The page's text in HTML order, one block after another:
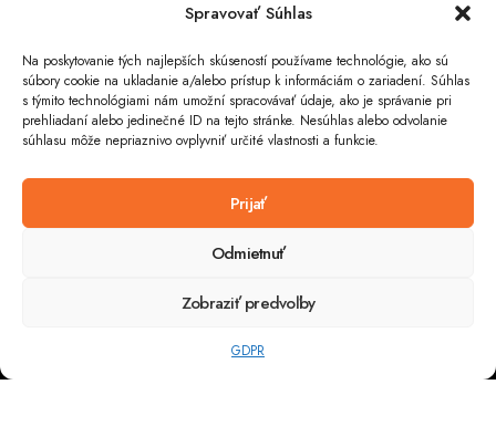
Spravovať Súhlas
Na poskytovanie tých najlepších skúseností používame technológie, ako sú
súbory cookie na ukladanie a/alebo prístup k informáciám o zariadení. Súhlas
s týmito technológiami nám umožní spracovávať údaje, ako je správanie pri
prehliadaní alebo jedinečné ID na tejto stránke. Nesúhlas alebo odvolanie
súhlasu môže nepriaznivo ovplyvniť určité vlastnosti a funkcie.
Prijať
Odmietnuť
Zobraziť predvoľby
GDPR
Poslať
whad.sk. All Rights Reserved